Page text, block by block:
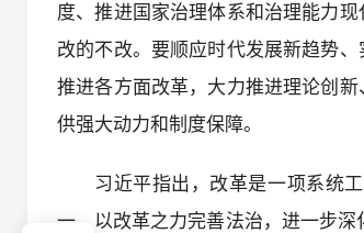
度、推进国家治理体系和治理能力
改的不改。要顺应时代发展新趋势
推进各方面改革，大力推进理论创
供强大动力和制度保障。
习近平指出，改革是一项系统
一，以改革之力完善法治，进一步